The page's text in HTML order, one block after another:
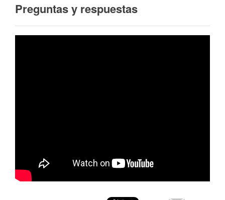
Preguntas y respuestas